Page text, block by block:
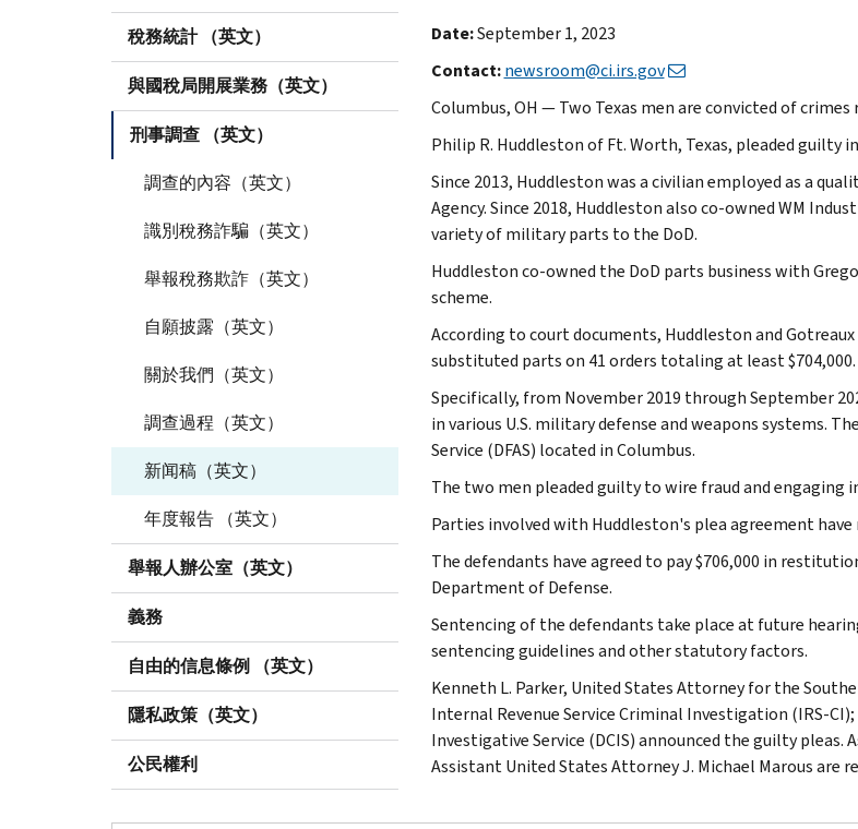
稅務統計 （英文）
與國稅局開展業務（英文）
刑事調查 （英文）
調查的內容（英文）
識別稅務詐騙（英文）
舉報稅務欺詐（英文）
自願披露（英文）
關於我們（英文）
調查過程（英文）
新闻稿（英文）
年度報告 （英文）
舉報人辦公室（英文）
義務
自由的信息條例 （英文）
隱私政策（英文）
公民權利
Date:September 1, 2023
Contact:newsroom@ci.irs.gov
Columbus, OH — Two Texas men are convicted of
Philip R. Huddleston of Ft. Worth, Texas, pleaded guilty
Since 2013, Huddleston was a civilian employed as a
Agency. Since 2018, Huddleston also co-owned WM
variety of military parts to the DoD.
Huddleston co-owned the DoD parts business with
scheme.
According to court documents, Huddleston and
substituted parts on 41 orders totaling at least $704,000.
Specifically, from November 2019 through September
in various U.S. military defense and weapons systems.
Service (DFAS) located in Columbus.
The two men pleaded guilty to wire fraud and
Parties involved with Huddleston's plea agreement
The defendants have agreed to pay $706,000 in
Department of Defense.
Sentencing of the defendants take place at future
sentencing guidelines and other statutory factors.
Kenneth L. Parker, United States Attorney for the
Internal Revenue Service Criminal Investigation (IRS-
Investigative Service (DCIS) announced the guilty
Assistant United States Attorney J. Michael Marous are